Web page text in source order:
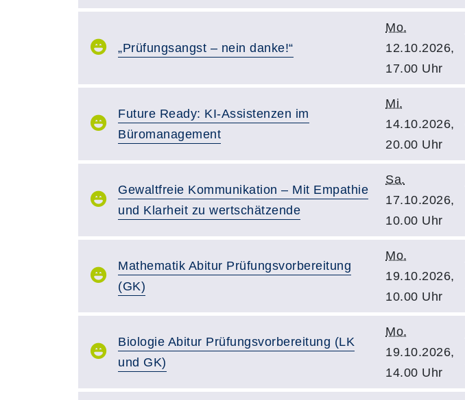
„Prüfungsangst – nein danke!“
Mo.
12.10.2026,
17.00 Uhr
Future Ready: KI-Assistenzen im
Büromanagement
Mi.
14.10.2026,
20.00 Uhr
Gewaltfreie Kommunikation – Mit Empathie
und Klarheit zu wertschätzende
Sa.
17.10.2026,
10.00 Uhr
Mathematik Abitur Prüfungsvorbereitung
(GK)
Mo.
19.10.2026,
10.00 Uhr
Biologie Abitur Prüfungsvorbereitung (LK
und GK)
Mo.
19.10.2026,
14.00 Uhr